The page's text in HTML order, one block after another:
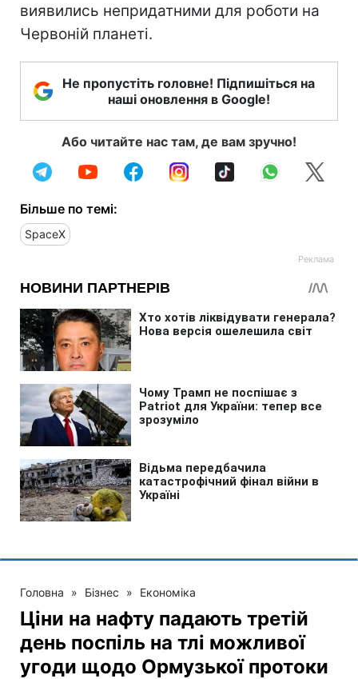
виявились непридатними для роботи на
Червоній планеті.
Не пропустіть головне! Підпишіться на
наші оновлення в Google!
Або читайте нас там, де вам зручно!
Більше по темі:
SpaceX
Головна » Бізнес » Економіка
Ціни на нафту падають третій
день поспіль на тлі можливої
угоди щодо Ормузької протоки